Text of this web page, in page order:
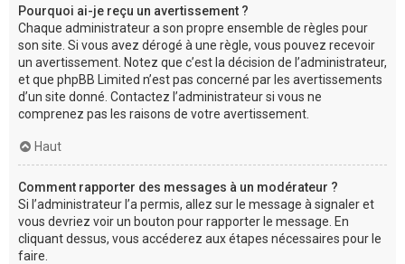
Pourquoi ai-je reçu un avertissement ?
Chaque administrateur a son propre ensemble de règles pour
son site. Si vous avez dérogé à une règle, vous pouvez recevoir
un avertissement. Notez que c’est la décision de l’administrateur,
et que phpBB Limited n’est pas concerné par les avertissements
d’un site donné. Contactez l’administrateur si vous ne
comprenez pas les raisons de votre avertissement.
Haut
Comment rapporter des messages à un modérateur ?
Si l’administrateur l’a permis, allez sur le message à signaler et
vous devriez voir un bouton pour rapporter le message. En
cliquant dessus, vous accéderez aux étapes nécessaires pour le
faire.